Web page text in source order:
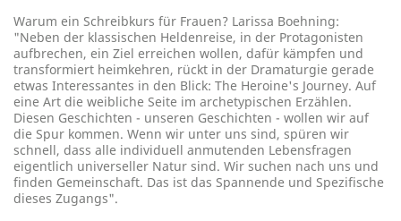
Warum ein Schreibkurs für Frauen? Larissa Boehning:
"Neben der klassischen Heldenreise, in der Protagonisten
aufbrechen, ein Ziel erreichen wollen, dafür kämpfen und
transformiert heimkehren, rückt in der Dramaturgie gerade
etwas Interessantes in den Blick: The Heroine's Journey. Auf
eine Art die weibliche Seite im archetypischen Erzählen.
Diesen Geschichten - unseren Geschichten - wollen wir auf
die Spur kommen. Wenn wir unter uns sind, spüren wir
schnell, dass alle individuell anmutenden Lebensfragen
eigentlich universeller Natur sind. Wir suchen nach uns und
finden Gemeinschaft. Das ist das Spannende und Spezifische
dieses Zugangs".